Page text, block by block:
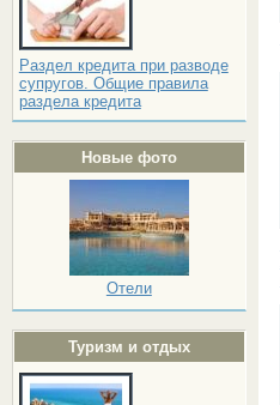
Раздел кредита при разводе
супругов. Общие правила
раздела кредита
Новые фото
Отели
Туризм и отдых